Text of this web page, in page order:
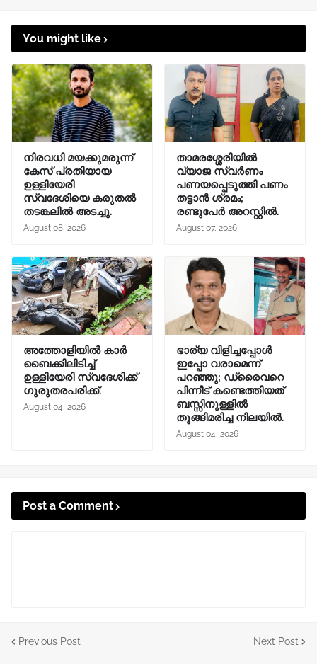
You might like
നിരവധി മയക്കുമരുന്ന്
കേസ് പ്രതിയായ
ഉള്ളിയേരി
സ്വദേശിയെ കരുതൽ
തടങ്കലിൽ അടച്ചു.
August 08, 2026
താമരശ്ശേരിയിൽ
വ്യാജ സ്വർണം
പണയപ്പെടുത്തി പണം
തട്ടാൻ ശ്രമം;
രണ്ടുപേർ അറസ്റ്റിൽ.
August 07, 2026
അത്തോളിയിൽ കാർ
ബൈക്കിലിടിച്ച്
ഉള്ളിയേരി സ്വദേശിക്ക്
ഗുരുതരപരിക്ക്.
August 04, 2026
ഭാര്യ വിളിച്ചപ്പോള്‍
ഇപ്പോ വരാമെന്ന്
പറഞ്ഞു; ഡ്രൈവറെ
പിന്നീട് കണ്ടെത്തിയത്
ബസ്സിനുള്ളില്‍
തൂങ്ങിമരിച്ച നിലയിൽ.
August 04, 2026
Post a Comment
Previous Post Next Post